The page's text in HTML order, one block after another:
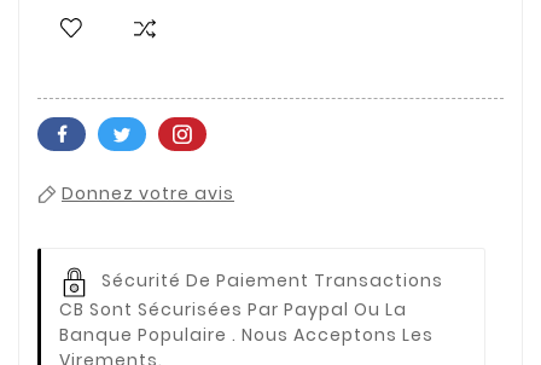
Donnez votre avis
Sécurité De Paiement Transactions
CB Sont Sécurisées Par Paypal Ou La
Banque Populaire . Nous Acceptons Les
Virements.